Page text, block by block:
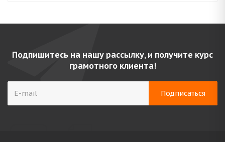
Подпишитесь на нашу рассылку, и получите курс
грамотного клиента!